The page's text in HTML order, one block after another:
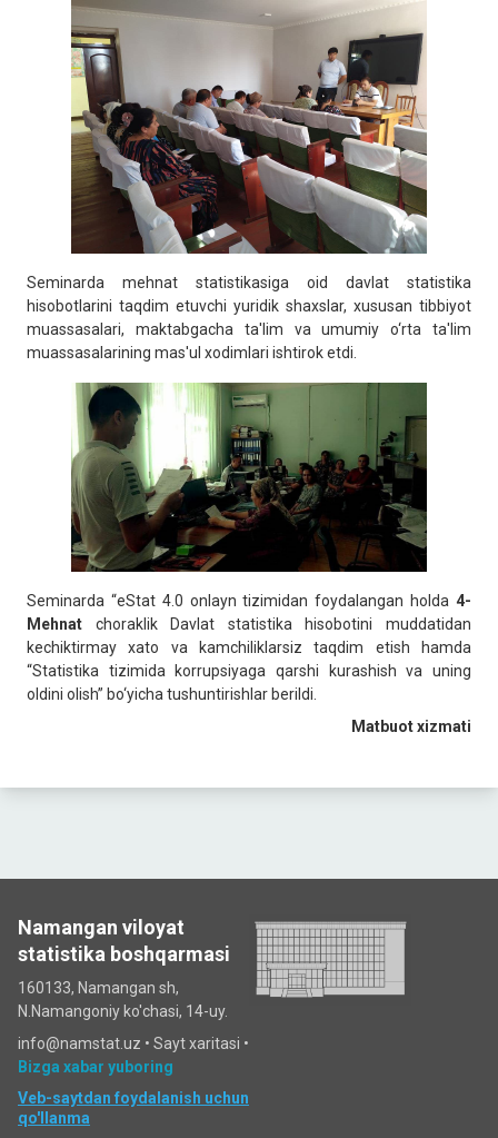
Seminarda mehnat statistikasiga oid davlat statistika
hisobotlarini taqdim etuvchi yuridik shaxslar, xususan tibbiyot
muassasalari, maktabgacha ta'lim va umumiy o‘rta ta'lim
muassasalarining mas'ul xodimlari ishtirok etdi.
Seminarda “eStat 4.0 onlayn tizimidan foydalangan holda 4-
Mehnat choraklik Davlat statistika hisobotini muddatidan
kechiktirmay xato va kamchiliklarsiz taqdim etish hamda
“Statistika tizimida korrupsiyaga qarshi kurashish va uning
oldini olish” bo‘yicha tushuntirishlar berildi.
Matbuot xizmati
Namangan viloyat
statistika boshqarmasi
160133, Namangan sh,
N.Namangoniy ko'chasi, 14-uy.
info@namstat.uz • Sayt xaritasi •
Bizga xabar yuboring
Veb-saytdan foydalanish uchun
qo'llanma